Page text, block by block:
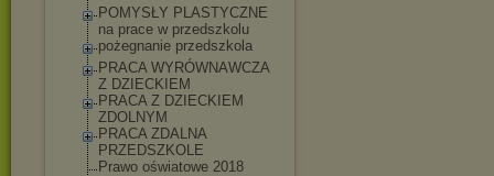
POMYSŁY PLASTYCZNE
na prace w przedszkolu
pożegnanie przedszkola
PRACA WYRÓWNAWCZA
Z DZIECKIEM
PRACA Z DZIECKIEM
ZDOLNYM
PRACA ZDALNA
PRZEDSZKOLE
Prawo oświatowe 2018